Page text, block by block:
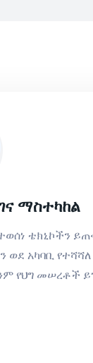
ማስተካከል
ቴክኒኮችን
አካባቢ
የህግ መሠረቶች